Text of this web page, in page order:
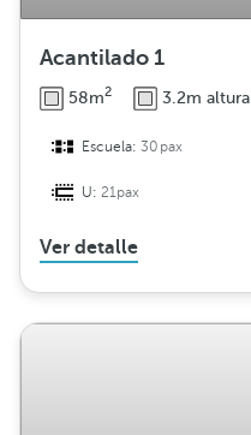
Acantilado 1
58m2 3.2m altura
Escuela:30pax
U:21pax
Ver detalle